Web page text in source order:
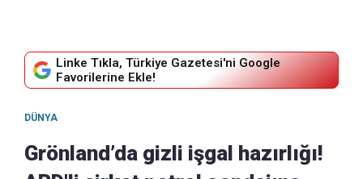
Linke Tıkla, Türkiye Gazetesi'ni Google
Favorilerine Ekle!
DÜNYA
Grönland’da gizli işgal hazırlığı!